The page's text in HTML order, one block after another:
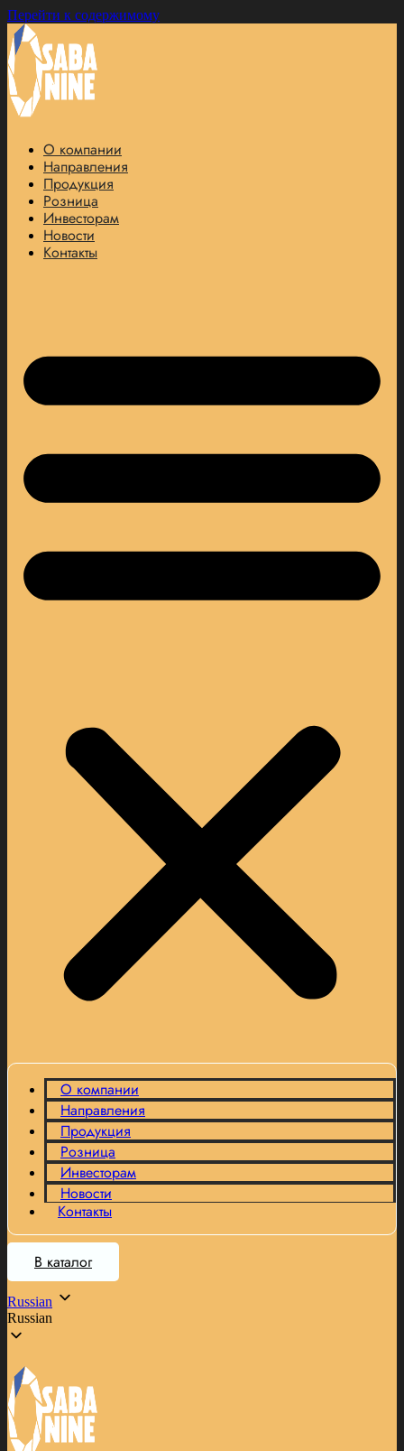
Перейти к содержимому
О компании
Направления
Продукция
Розница
Инвесторам
Новости
Контакты
О компании
Направления
Продукция
Розница
Инвесторам
Новости
Контакты
В каталог
Russian
Russian